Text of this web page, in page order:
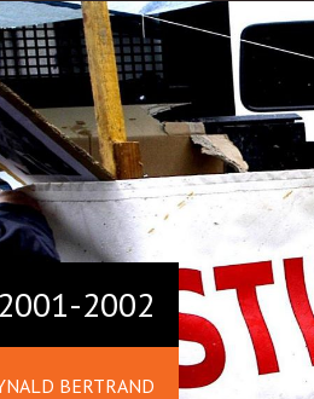
2002
BERTRAND